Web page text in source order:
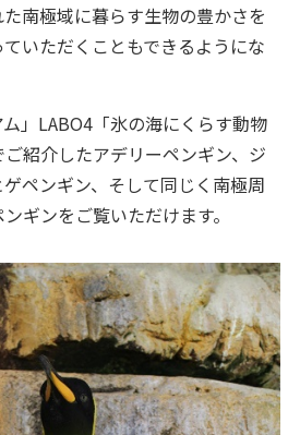
南極域に暮らす生物の豊かさを
いただくこともできるようにな
」LABO4「氷の海にくらす動物
紹介したアデリーペンギン、ジ
ペンギン、そして同じく南極周
ギンをご覧いただけます。